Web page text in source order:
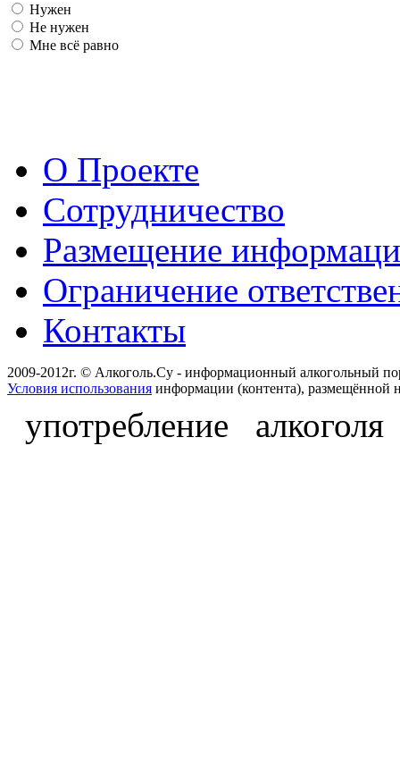
Нужен
Не нужен
Мне всё равно
О Проекте
Сотрудничество
Размещение
Ограничение
Контакты
2009-2012г. © Алкоголь.Су - информационный алкогольный
Условия использования информации (контента), размещённой
употребление